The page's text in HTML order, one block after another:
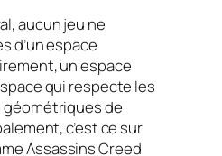
aucun jeu ne
d’un espace
un espace
qui respecte les
de
c’est ce sur
Assassins Creed